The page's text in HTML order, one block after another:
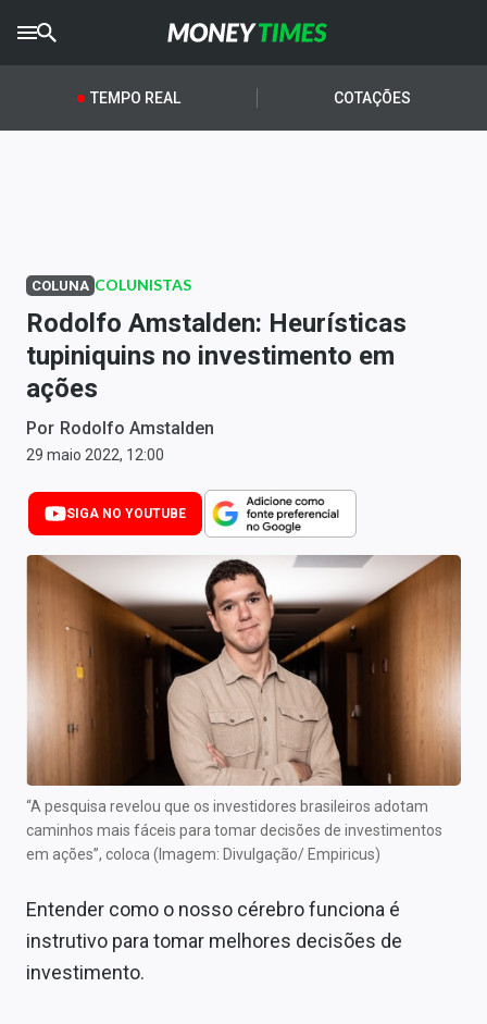
CRYPTOTIMES
AGROTIMES
Newsletters
Money Trader
Anuncie
Últimas Notícias
Newsletters
Cotações
Comprar ou vender?
Carteiras Recomendadas
Central de Dividendos
Central de Fundos Imobiliários
Central dos IPOs
Renda Fixa
Mercados
Economia
TEMPO REAL COTAÇÕES
COLUNA COLUNISTAS
Rodolfo Amstalden: Heurísticas
tupiniquins no investimento em
ações
Por Rodolfo Amstalden
29 maio 2022, 12:00
SIGA NO YOUTUBE
“A pesquisa revelou que os investidores brasileiros adotam
caminhos mais fáceis para tomar decisões de investimentos
em ações”, coloca(Imagem: Divulgação/ Empiricus)
Entender como o nosso cérebro funciona é
instrutivo para tomar melhores decisões de
investimento.